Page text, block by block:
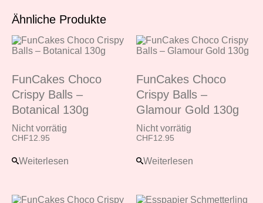
Ähnliche Produkte
FunCakes Choco
Crispy Balls –
Botanical 130g
Nicht vorrätig
CHF12.95
Weiterlesen
FunCakes Choco
Crispy Balls –
Glamour Gold 130g
Nicht vorrätig
CHF12.95
Weiterlesen